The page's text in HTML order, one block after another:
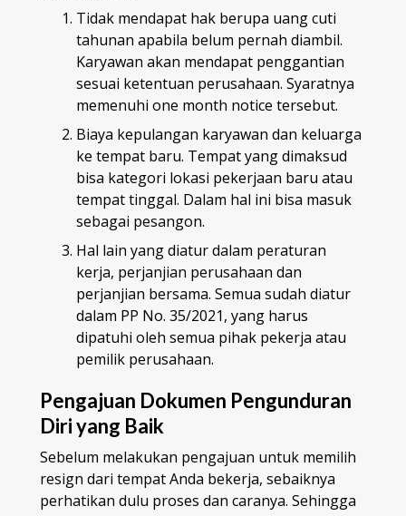
Tidak mendapat hak berupa uang cuti
tahunan apabila belum pernah diambil.
Karyawan akan mendapat penggantian
sesuai ketentuan perusahaan. Syaratnya
memenuhi one month notice tersebut.
Biaya kepulangan karyawan dan keluarga
ke tempat baru. Tempat yang dimaksud
bisa kategori lokasi pekerjaan baru atau
tempat tinggal. Dalam hal ini bisa masuk
sebagai pesangon.
Hal lain yang diatur dalam peraturan
kerja, perjanjian perusahaan dan
perjanjian bersama. Semua sudah diatur
dalam PP No. 35/2021, yang harus
dipatuhi oleh semua pihak pekerja atau
pemilik perusahaan.
Pengajuan Dokumen Pengunduran
Diri yang Baik
Sebelum melakukan pengajuan untuk memilih
resign dari tempat Anda bekerja, sebaiknya
perhatikan dulu proses dan caranya. Sehingga